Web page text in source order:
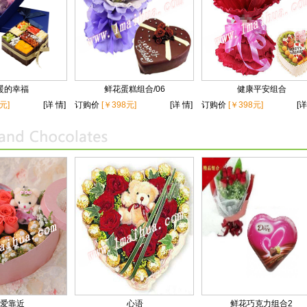
的幸福
]
[详 情]
鲜花蛋糕组合/06
订购价 [￥398元] [详 情]
健康平安组合
订购价 [￥398元] [
靠近 心语 鲜花巧克力组合2